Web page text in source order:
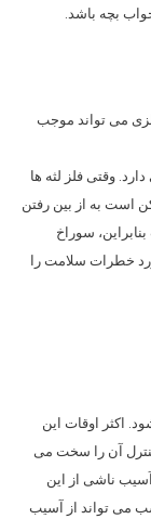
بچه باشد.
می تواند موجب
وقتی فلز لثه ها
است به از بین رفتن
سوراخ
خطرات سلامت را
اکثر اوقات این
آن را سخت می
ناشی از این
می تواند از آسیب